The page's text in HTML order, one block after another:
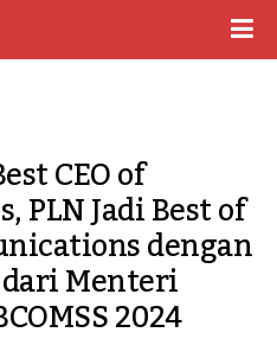
CEO of
PLN Jadi Best of
dengan
Menteri
2024